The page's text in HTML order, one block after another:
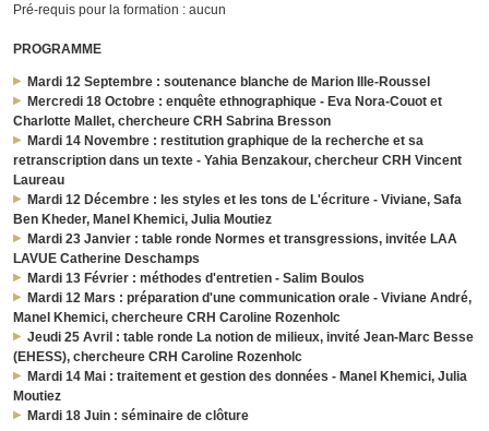
Pré-requis pour la formation : aucun
PROGRAMME
Mardi 12 Septembre : soutenance blanche de Marion Ille-Roussel
Mercredi 18 Octobre : enquête ethnographique - Eva Nora-Couot et
Charlotte Mallet, chercheure CRH Sabrina Bresson
Mardi 14 Novembre : restitution graphique de la recherche et sa
retranscription dans un texte - Yahia Benzakour, chercheur CRH Vincent
Laureau
Mardi 12 Décembre : les styles et les tons de L'écriture - Viviane, Safa
Ben Kheder, Manel Khemici, Julia Moutiez
Mardi 23 Janvier : table ronde Normes et transgressions, invitée LAA
LAVUE Catherine Deschamps
Mardi 13 Février : méthodes d'entretien - Salim Boulos
Mardi 12 Mars : préparation d'une communication orale - Viviane André,
Manel Khemici, chercheure CRH Caroline Rozenholc
Jeudi 25 Avril : table ronde La notion de milieux, invité Jean-Marc Besse
(EHESS), chercheure CRH Caroline Rozenholc
Mardi 14 Mai : traitement et gestion des données - Manel Khemici, Julia
Moutiez
Mardi 18 Juin : séminaire de clôture